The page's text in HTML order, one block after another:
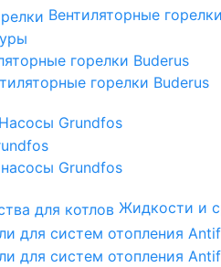
Вентиляторные горелки
горелки Buderus
горелки Buderus
Насосы Grundfos
Grundfos
Жидкости и